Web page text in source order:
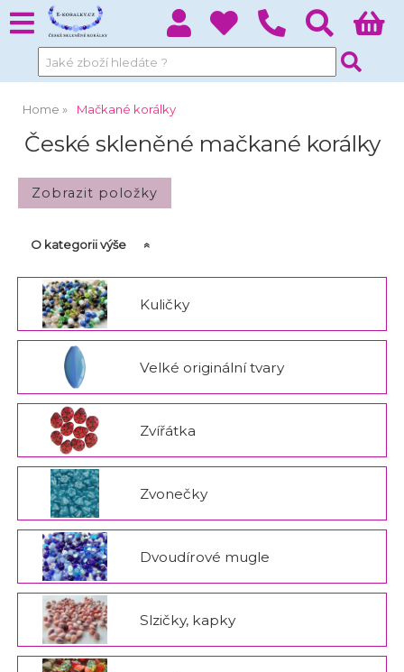
Home Mačkané korálky
České skleněné mačkané korálky
O kategorii výše
Kuličky
Velké originální tvary
Zvířátka
Zvonečky
Dvoudírové mugle
Slzičky, kapky